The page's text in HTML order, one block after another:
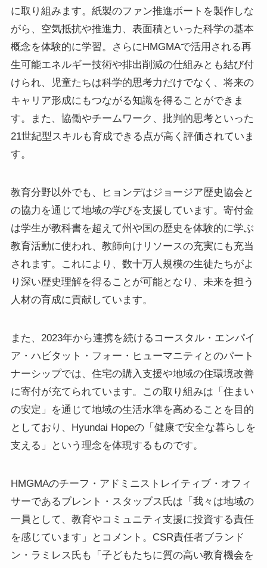
に取り組みます。紙製のファン推進ボートを製作しな
がら、空気抵抗や推進力、表面積といった科学の基本
概念を体験的に学習。さらにHMGMAで活用される再
生可能エネルギー技術や排出削減の仕組みとも結び付
けられ、児童たちは科学的思考力だけでなく、将来の
キャリア形成にもつながる知識を得ることができま
す。また、協働やチームワーク、批判的思考といった
21世紀型スキルも育成できる点が高く評価されていま
す。
教育分野以外でも、ヒョンデはジョージア歴史協会と
の協力を通じて地域の学びを支援しています。寄付金
は学生が教科書を超えて州や国の歴史を体験的に学ぶ
教育活動に使われ、教師向けリソースの充実にも充当
されます。これにより、数十万人規模の生徒たちがよ
り深い歴史理解を得ることが可能となり、未来を担う
人材の育成に貢献しています。
また、2023年から連携を続けるコースタル・エンパイ
ア・ハビタット・フォー・ヒューマニティとのパート
ナーシップでは、住宅の購入支援や地域の住環境改善
に寄付が充てられています。この取り組みは「住まい
の安定」を通じて地域の生活水準を高めることを目的
としており、Hyundai Hopeの「健康で安全な暮らしを
支える」という理念を体現するものです。
HMGMAのチーフ・アドミニストレイティブ・オフィ
サーであるブレント・スタッブス氏は「我々は地域の
一員として、教育やコミュニティ支援に投資する責任
を感じています」とコメント。CSR責任者ブランド
ン・ラミレス氏も「子どもたちに質の高い教育機会を